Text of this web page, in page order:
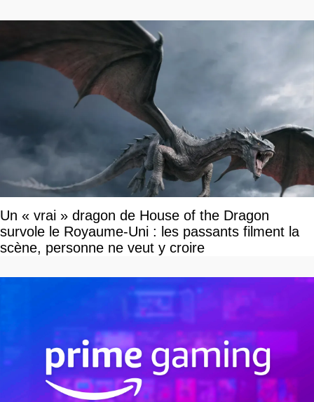
Un « vrai » dragon de House of the Dragon
survole le Royaume-Uni : les passants filment la
scène, personne ne veut y croire